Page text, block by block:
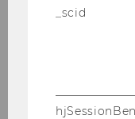
Bitte die
_scid